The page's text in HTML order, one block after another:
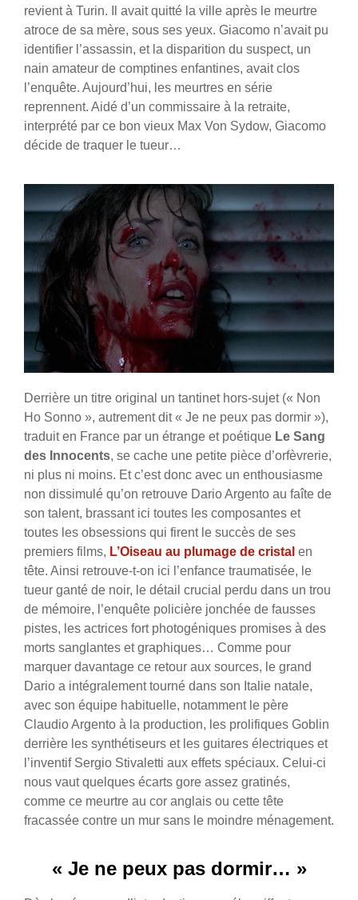
revient à Turin. Il avait quitté la ville après le meurtre
atroce de sa mère, sous ses yeux. Giacomo n’avait pu
identifier l’assassin, et la disparition du suspect, un
nain amateur de comptines enfantines, avait clos
l’enquête. Aujourd’hui, les meurtres en série
reprennent. Aidé d’un commissaire à la retraite,
interprété par ce bon vieux Max Von Sydow, Giacomo
décide de traquer le tueur…
Derrière un titre original un tantinet hors-sujet (« Non
Ho Sonno », autrement dit « Je ne peux pas dormir »),
traduit en France par un étrange et poétique Le Sang
des Innocents, se cache une petite pièce d’orfèvrerie,
ni plus ni moins. Et c’est donc avec un enthousiasme
non dissimulé qu’on retrouve Dario Argento au faîte de
son talent, brassant ici toutes les composantes et
toutes les obsessions qui firent le succès de ses
premiers films, L’Oiseau au plumage de cristal en
tête. Ainsi retrouve-t-on ici l’enfance traumatisée, le
tueur ganté de noir, le détail crucial perdu dans un trou
de mémoire, l’enquête policière jonchée de fausses
pistes, les actrices fort photogéniques promises à des
morts sanglantes et graphiques… Comme pour
marquer davantage ce retour aux sources, le grand
Dario a intégralement tourné dans son Italie natale,
avec son équipe habituelle, notamment le père
Claudio Argento à la production, les prolifiques Goblin
derrière les synthétiseurs et les guitares électriques et
l’inventif Sergio Stivaletti aux effets spéciaux. Celui-ci
nous vaut quelques écarts gore assez gratinés,
comme ce meurtre au cor anglais ou cette tête
fracassée contre un mur sans le moindre ménagement.
« Je ne peux pas dormir… »